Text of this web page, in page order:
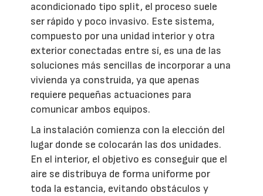
acondicionado tipo split, el proceso suele
ser rápido y poco invasivo. Este sistema,
compuesto por una unidad interior y otra
exterior conectadas entre sí, es una de las
soluciones más sencillas de incorporar a una
vivienda ya construida, ya que apenas
requiere pequeñas actuaciones para
comunicar ambos equipos.
La instalación comienza con la elección del
lugar donde se colocarán las dos unidades.
En el interior, el objetivo es conseguir que el
aire se distribuya de forma uniforme por
toda la estancia, evitando obstáculos y